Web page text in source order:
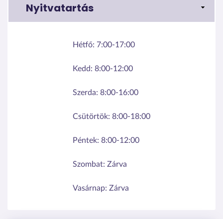
Nyitvatartás
Hétfő: 7:00-17:00
Kedd: 8:00-12:00
Szerda: 8:00-16:00
Csütörtök: 8:00-18:00
Péntek: 8:00-12:00
Szombat: Zárva
Vasárnap: Zárva